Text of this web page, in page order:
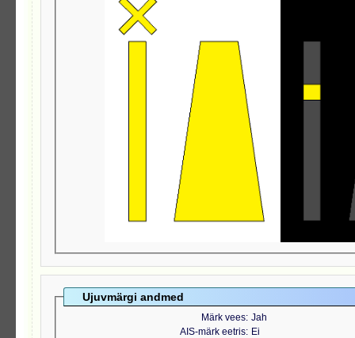
Ujuvmärgi andmed
Märk vees Jah
AIS-märk eetris Ei